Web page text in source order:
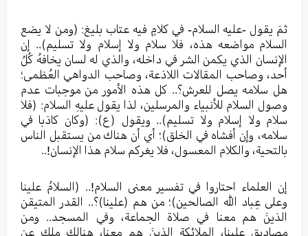
ثمَ يقول -عليه السلام- في كلامٍ فيه عتاب بليغ: (ومن لا يضع
السلام مواضعه هذه، فلا سلام ولا إسلام ولا تسليم).. إن
الإنسان الذي يكمن الشر في داخله، والذي له لسان يخافهُ كُلُ
أحد، وصاحب المقالات اللاذعة، وصاحب الدواهي العُظمى؛
هل سلامه يصل للعرش؟.. كل هذه الأمور من موجبات عدم
وصول السلام للأنبياء والمرسلين، لذا يقول عليهِ السلام: (فلا
سلام ولا إسلام ولا تسليم).. ويقول (ع): (وكان كاذبا في
سلامه، وإن أفشاه في الخلق)؛ أي أن هناك من يستقبل الناس
بالتحية، والكلام المعسول، فلا يغركم سلام هذا الإنسان!..
إن العلماء احتاروا في تفسير معنى السلام!.. (السلامُ علينا
وعلى عِباد الله الصالحين)؛ من هم (علينا)؟.. القدر المتيقن
الذينَ هم معنا في صلاة الجماعة، وفي المسجد.. ومن
مصاديق علينا، الملائكة الذينَ هم معنا، هنالك ملك عن